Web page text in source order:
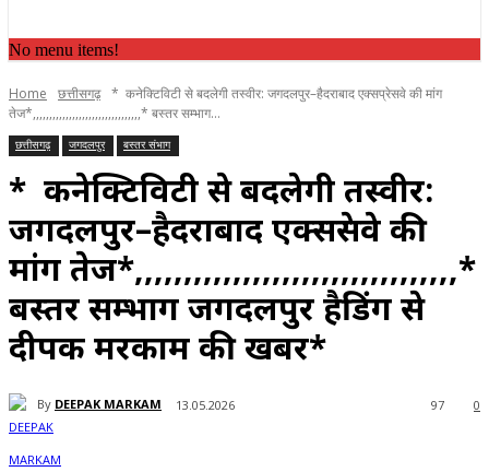
No menu items!
Home छत्तीसगढ़ * कनेक्टिविटी से बदलेगी तस्वीर: जगदलपुर–हैदराबाद एक्सप्रेसवे की मांग
तेज*,,,,,,,,,,,,,,,,,,,,,,,,,,,,,,,,,* बस्तर सम्भाग...
छत्तीसगढ़ जगदलपुर बस्तर संभाग
* कनेक्टिविटी से बदलेगी तस्वीर:
जगदलपुर–हैदराबाद एक्सप्रेसवे की
मांग तेज*,,,,,,,,,,,,,,,,,,,,,,,,,,,,,,,,,*
बस्तर सम्भाग जगदलपुर हैडिंग से
दीपक मरकाम की खबर*
By DEEPAK MARKAM 13.05.2026 0
97